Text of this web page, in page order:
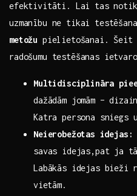
efektivitāti. Lai tas
uzmanību ne tikai
metožu pielietošanai. Šeit
radošumu testēšanas
Multidisciplināra
dažādām jomām⁢ –
Katra persona sniegs​
Neierobežotas ⁤idejas:
savas idejas,pat⁣ ja
Labākās idejas bieži⁣
⁤vietām.